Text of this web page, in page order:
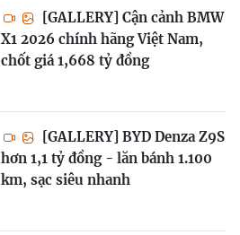
[GALLERY] Cận cảnh BMW
X1 2026 chính hãng Việt Nam,
chốt giá 1,668 tỷ đồng
[GALLERY] BYD Denza Z9S
hơn 1,1 tỷ đồng - lăn bánh 1.100
km, sạc siêu nhanh